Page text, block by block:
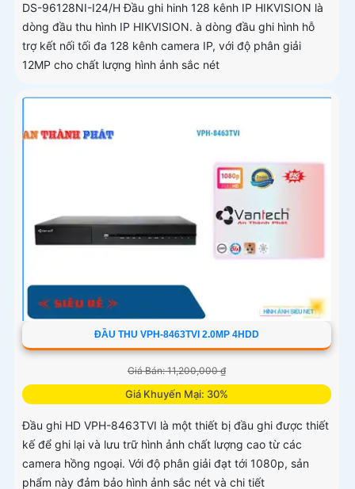
DS-96128NI-I24/H Đầu ghi hinh 128 kênh IP HIKVISION là
dòng đầu thu hình IP HIKVISION. à dòng đầu ghi hình hỗ
trợ kết nối tối đa 128 kênh camera IP, với độ phân giải
12MP cho chất lượng hình ảnh sắc nét
ĐẦU THU VPH-8463TVI 2.0MP 4HDD
Giá Bán: 11,200,000 ₫
Giá Khuyến Mại: 30%
Đầu ghi HD VPH-8463TVI là một thiết bị đầu ghi được thiết
kế để ghi lại và lưu trữ hình ảnh chất lượng cao từ các
camera hồng ngoại. Với độ phân giải đạt tới 1080p, sản
phẩm này đảm bảo hình ảnh sắc nét và chi tiết